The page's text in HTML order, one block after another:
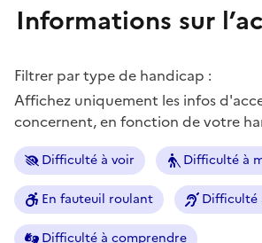
Informations sur
Filtrer par type de handicap :
Affichez uniquement les infos
concernent, en fonction de votre
Difficulté à voir Difficulté à
En fauteuil roulant Difficulté
Difficulté à comprendre